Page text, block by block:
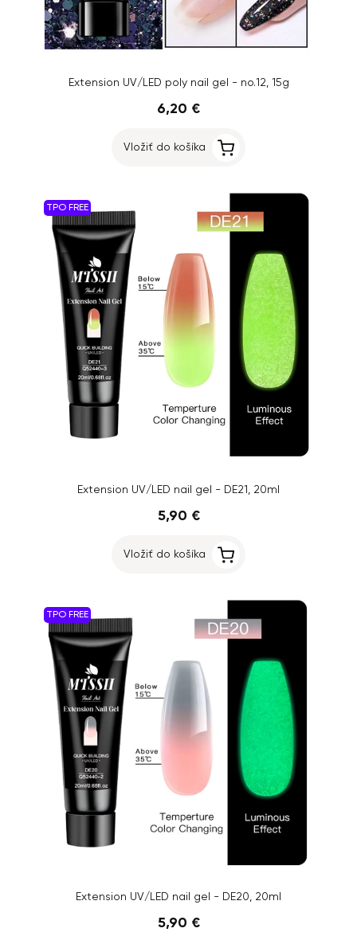
Extension UV/LED poly nail gel - no.12, 15g
6,20 €
Vložiť do košíka
TPO FREE
Extension UV/LED nail gel - DE21, 20ml
5,90 €
Vložiť do košíka
TPO FREE
Extension UV/LED nail gel - DE20, 20ml
5,90 €